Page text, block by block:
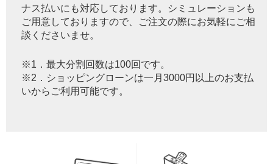
ナス払いにも対応しております。シミュレーションも
ご用意しておりますので、ご注文の際にお気軽にご相
談くださいませ。
※1．最大分割回数は100回です。
※2．ショッピングローンは一月3000円以上のお支払
いからご利用可能です。